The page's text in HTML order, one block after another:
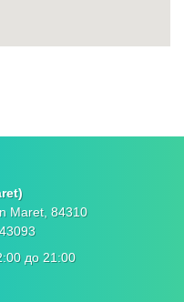
Maret, 84310
до 21:00